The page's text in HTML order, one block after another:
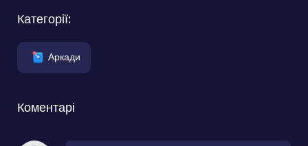
Категорії:
Аркади
Коментарі